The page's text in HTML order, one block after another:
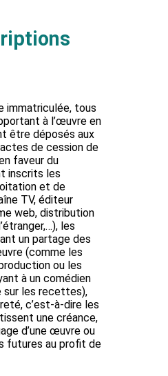
immatriculée, tous
à l’œuvre en
être déposés aux
de cession de
faveur du
inscrits les
et de
TV, éditeur
web, distribution
les
un partage des
(comme les
ou les
à un comédien
sur les recettes),
c’est-à-dire les
une créance,
d’une œuvre ou
futures au profit de